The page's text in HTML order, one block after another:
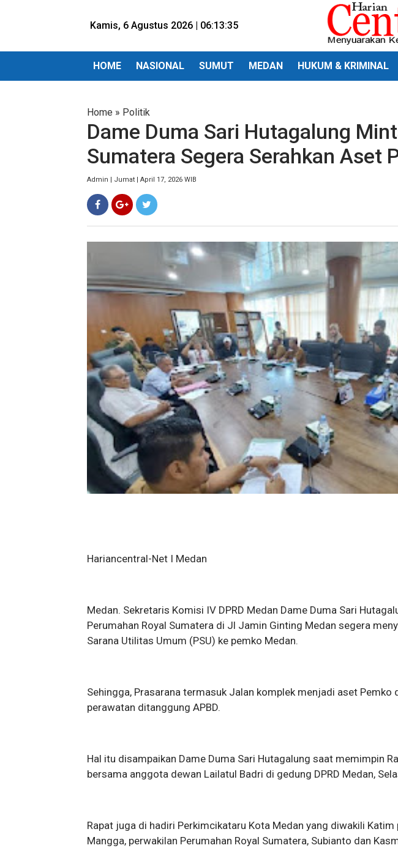
Kamis, 6 Agustus 2026 | 06:13:37
HOME NASIONAL SUMUT MEDAN HUKUM & KRIMINAL
Home » Politik
Dame Duma Sari Hutagalung
Sumatera Segera Serahkan Aset
Admin | Jumat | April 17, 2026 WIB
Hariancentral-Net I Medan
Medan. Sekretaris Komisi IV DPRD Medan Dame Duma Sari
Perumahan Royal Sumatera di Jl Jamin Ginting Medan segera
Sarana Utilitas Umum (PSU) ke pemko Medan.
Sehingga, Prasarana termasuk Jalan komplek menjadi aset Pemko
perawatan ditanggung APBD.
Hal itu disampaikan Dame Duma Sari Hutagalung saat memimpin
bersama anggota dewan Lailatul Badri di gedung DPRD Medan,
Rapat juga di hadiri Perkimcikataru Kota Medan yang diwakili Katim
Mangga, perwakilan Perumahan Royal Sumatera, Subianto dan